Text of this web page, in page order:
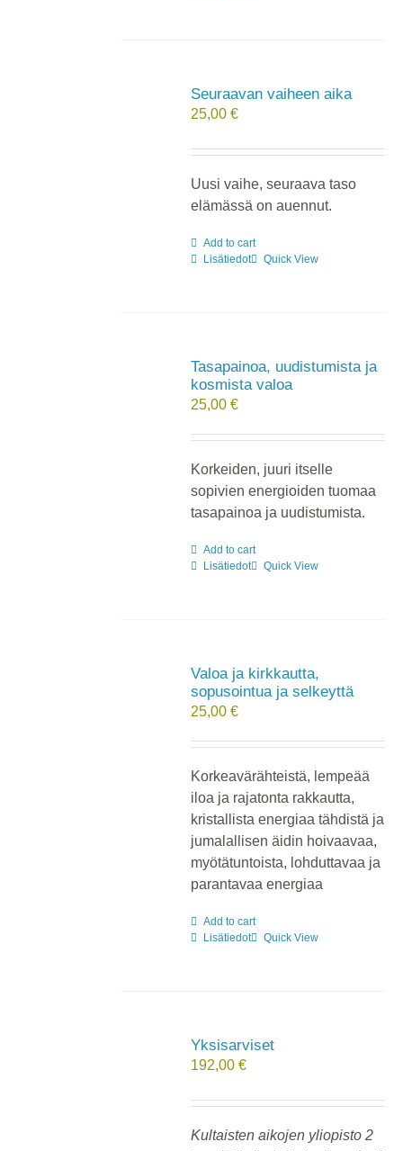
Seuraavan vaiheen aika
25,00€
Uusi vaihe, seuraava taso
elämässä on auennut.
Add to cart
Lisätiedot
Quick View
Tasapainoa, uudistumista ja
kosmista valoa
25,00€
Korkeiden, juuri itselle
sopivien energioiden tuomaa
tasapainoa ja uudistumista.
Add to cart
Lisätiedot
Quick View
Valoa ja kirkkautta,
sopusointua ja selkeyttä
25,00€
Korkeavärähteistä, lempeää
iloa ja rajatonta rakkautta,
kristallista energiaa tähdistä ja
jumalallisen äidin hoivaavaa,
myötätuntoista, lohduttavaa ja
parantavaa energiaa
Add to cart
Lisätiedot
Quick View
Yksisarviset
192,00€
Kultaisten aikojen yliopisto 2